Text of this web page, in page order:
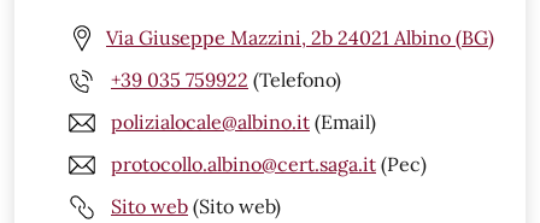
Via Giuseppe Mazzini, 2b 24021 Albino (BG)
+39 035 759922 (Telefono)
polizialocale@albino.it (Email)
protocollo.albino@cert.saga.it (Pec)
Sito web (Sito web)